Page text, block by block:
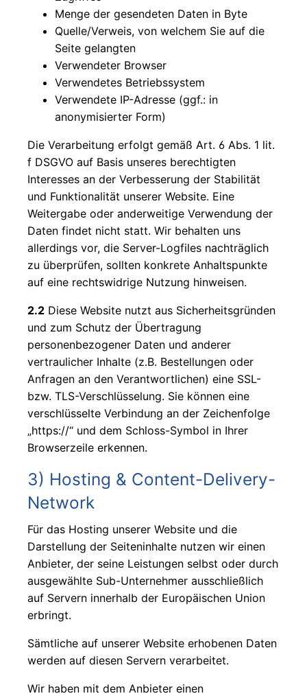
ToughTek™
Spachtel-/Putzspritzgeräte
Menge der gesendeten Daten in Byte
Quelle/Verweis, von welchem Sie auf die
Seite gelangten
Verwendeter Browser
Verwendetes Betriebssystem
Verwendete IP-Adresse (ggf.: in
anonymisierter Form)
Die Verarbeitung erfolgt gemäß Art. 6 Abs. 1 lit.
f DSGVO auf Basis unseres berechtigten
Interesses an der Verbesserung der Stabilität
und Funktionalität unserer Website. Eine
Weitergabe oder anderweitige Verwendung der
Daten findet nicht statt. Wir behalten uns
allerdings vor, die Server-Logfiles nachträglich
zu überprüfen, sollten konkrete Anhaltspunkte
auf eine rechtswidrige Nutzung hinweisen.
2.2 Diese Website nutzt aus Sicherheitsgründen
und zum Schutz der Übertragung
personenbezogener Daten und anderer
vertraulicher Inhalte (z.B. Bestellungen oder
Anfragen an den Verantwortlichen) eine SSL-
bzw. TLS-Verschlüsselung. Sie können eine
verschlüsselte Verbindung an der Zeichenfolge
„https://“ und dem Schloss-Symbol in Ihrer
Browserzeile erkennen.
3) Hosting & Content-Delivery-
Network
Für das Hosting unserer Website und die
Darstellung der Seiteninhalte nutzen wir einen
Anbieter, der seine Leistungen selbst oder durch
ausgewählte Sub-Unternehmer ausschließlich
auf Servern innerhalb der Europäischen Union
erbringt.
Sämtliche auf unserer Website erhobenen Daten
werden auf diesen Servern verarbeitet.
Wir haben mit dem Anbieter einen